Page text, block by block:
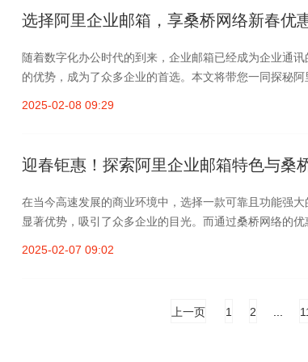
选择阿里企业邮箱，享桑桥网络新春优
随着数字化办公时代的到来，企业邮箱已经成为企业通
的优势，成为了众多企业的首选。本文将带您一同探秘
2025-02-08 09:29
迎春钜惠！探索阿里企业邮箱特色与桑
在当今高速发展的商业环境中，选择一款可靠且功能强
显著优势，吸引了众多企业的目光。而通过桑桥网络的
2025-02-07 09:02
上一页 1 2